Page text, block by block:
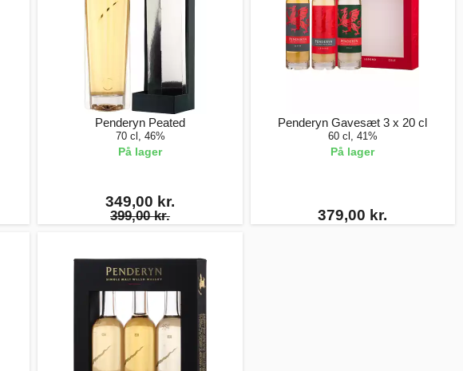
Penderyn Peated
70 cl, 46%
På lager
349,00 kr.
399,00 kr.
Penderyn Gavesæt 3 x 20 cl
60 cl, 41%
På lager
379,00 kr.